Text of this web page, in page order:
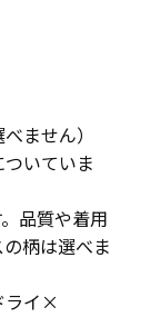
ません）
いていま
品質や着用
柄は選べま
イ×